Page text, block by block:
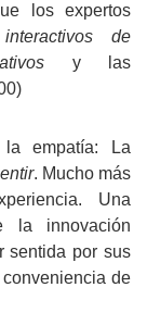
los expertos
de
y las
empatía: La
. Mucho más
Una
la innovación
sentida por sus
de